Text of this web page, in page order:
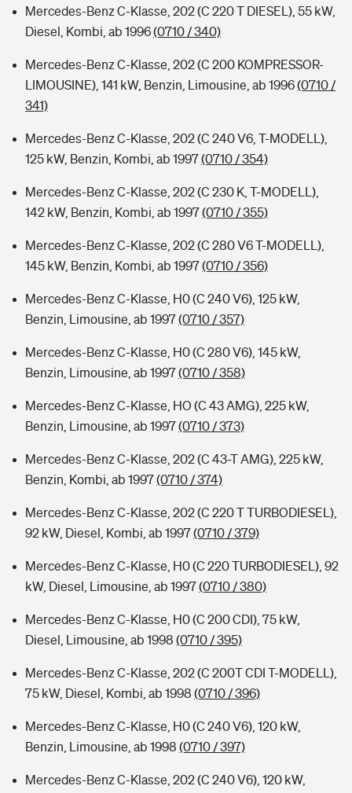
Mercedes-Benz C-Klasse, 202 (C 220 T DIESEL), 55 kW,
Diesel, Kombi, ab 1996(0710 / 340)
Mercedes-Benz C-Klasse, 202 (C 200 KOMPRESSOR-
LIMOUSINE), 141 kW, Benzin, Limousine, ab 1996(0710 /
341)
Mercedes-Benz C-Klasse, 202 (C 240 V6, T-MODELL),
125 kW, Benzin, Kombi, ab 1997(0710 / 354)
Mercedes-Benz C-Klasse, 202 (C 230 K, T-MODELL),
142 kW, Benzin, Kombi, ab 1997(0710 / 355)
Mercedes-Benz C-Klasse, 202 (C 280 V6 T-MODELL),
145 kW, Benzin, Kombi, ab 1997(0710 / 356)
Mercedes-Benz C-Klasse, H0 (C 240 V6), 125 kW,
Benzin, Limousine, ab 1997(0710 / 357)
Mercedes-Benz C-Klasse, H0 (C 280 V6), 145 kW,
Benzin, Limousine, ab 1997(0710 / 358)
Mercedes-Benz C-Klasse, HO (C 43 AMG), 225 kW,
Benzin, Limousine, ab 1997(0710 / 373)
Mercedes-Benz C-Klasse, 202 (C 43-T AMG), 225 kW,
Benzin, Kombi, ab 1997(0710 / 374)
Mercedes-Benz C-Klasse, 202 (C 220 T TURBODIESEL),
92 kW, Diesel, Kombi, ab 1997(0710 / 379)
Mercedes-Benz C-Klasse, H0 (C 220 TURBODIESEL), 92
kW, Diesel, Limousine, ab 1997(0710 / 380)
Mercedes-Benz C-Klasse, H0 (C 200 CDI), 75 kW,
Diesel, Limousine, ab 1998 (0710 / 395)
Mercedes-Benz C-Klasse, 202 (C 200T CDI T-MODELL),
75 kW, Diesel, Kombi, ab 1998 (0710 / 396)
Mercedes-Benz C-Klasse, H0 (C 240 V6), 120 kW,
Benzin, Limousine, ab 1998 (0710 / 397)
Mercedes-Benz C-Klasse, 202 (C 240 V6), 120 kW,